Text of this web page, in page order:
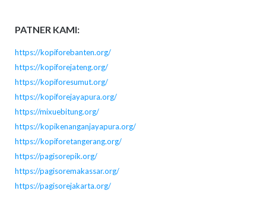
PATNER KAMI:
https://kopiforebanten.org/
https://kopiforejateng.org/
https://kopiforesumut.org/
https://kopiforejayapura.org/
https://mixuebitung.org/
https://kopikenanganjayapura.org/
https://kopiforetangerang.org/
https://pagisorepik.org/
https://pagisoremakassar.org/
https://pagisorejakarta.org/